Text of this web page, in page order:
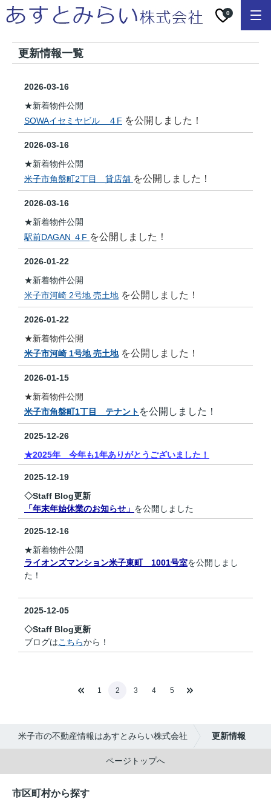
0
更新情報一覧
2026-03-16
★新着物件公開
SOWAイセミヤビル ４F を公開しました！
2026-03-16
★新着物件公開
米子市角盤町2丁目 貸店舗 を公開しました！
2026-03-16
★新着物件公開
駅前DAGAN ４F を公開しました！
2026-01-22
★新着物件公開
米子市河崎 2号地 売土地 を公開しました！
2026-01-22
★新着物件公開
米子市河崎 1号地 売土地 を公開しました！
2026-01-15
★新着物件公開
米子市角盤町1丁目 テナント を公開しました！
2025-12-26
★2025年 今年も1年ありがとうございました！
2025-12-19
◇Staff Blog更新
「年末年始休業のお知らせ」 を公開しました
2025-12-16
★新着物件公開
ライオンズマンション米子東町 1001号室を公開しまし
た！
2025-12-05
◇Staff Blog更新
ブログはこちらから！
1 2 3 4 5
米子市の不動産情報はあすとみらい株式会社 更新情報
ページトップへ
市区町村から探す